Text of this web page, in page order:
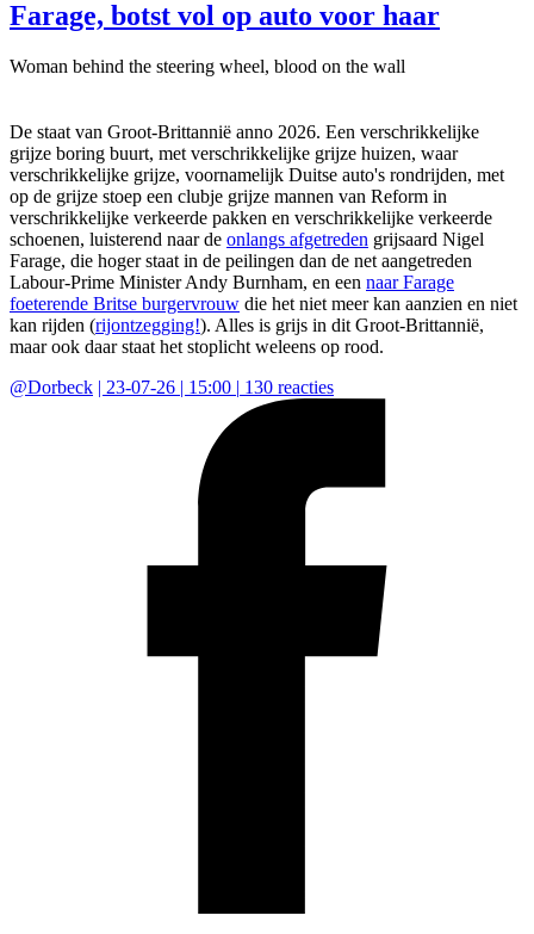
Farage, botst vol op auto voor haar
Woman behind the steering wheel, blood on the wall
De staat van Groot-Brittannië anno 2026. Een verschrikkelijke
grijze boring buurt, met verschrikkelijke grijze huizen, waar
verschrikkelijke grijze, voornamelijk Duitse auto's rondrijden, met
op de grijze stoep een clubje grijze mannen van Reform in
verschrikkelijke verkeerde pakken en verschrikkelijke verkeerde
schoenen, luisterend naar de onlangs afgetreden grijsaard Nigel
Farage, die hoger staat in de peilingen dan de net aangetreden
Labour-Prime Minister Andy Burnham, en een naar Farage
foeterende Britse burgervrouw die het niet meer kan aanzien en niet
kan rijden (rijontzegging!). Alles is grijs in dit Groot-Brittannië,
maar ook daar staat het stoplicht weleens op rood.
@Dorbeck | 23-07-26 | 15:00 | 130 reacties